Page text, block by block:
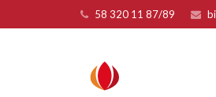
58 320 11 87/89